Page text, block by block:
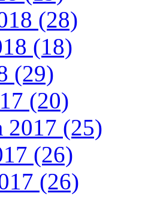
(28)
(18)
(29)
(20)
2017 (25)
(26)
(26)